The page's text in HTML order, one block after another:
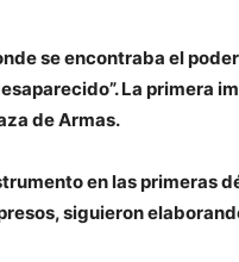
se encontraba el
La primera
de Armas.
en las primeras
siguieron